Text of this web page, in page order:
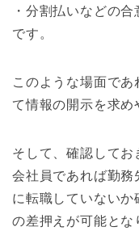
・分割払いなどの
です。
このような場面で
て情報の開示を求め
そして、確認してお
会社員であれば勤務
に転職していな
の差押えが可能とな